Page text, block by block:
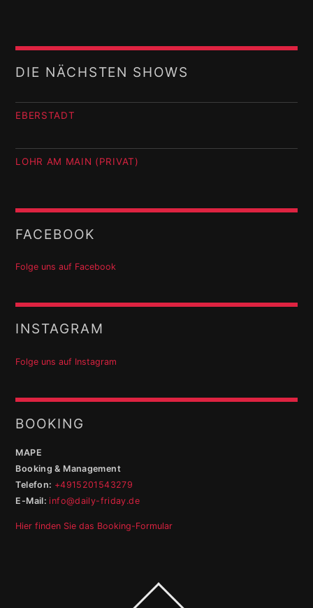
DIE NÄCHSTEN SHOWS
EBERSTADT
LOHR AM MAIN (PRIVAT)
FACEBOOK
Folge uns auf Facebook
INSTAGRAM
Folge uns auf Instagram
BOOKING
MAPE
Booking & Management
Telefon: +4915201543279
E-Mail:info@daily-friday.de
Hier finden Sie das Booking-Formular